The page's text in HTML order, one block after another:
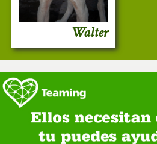
Walter